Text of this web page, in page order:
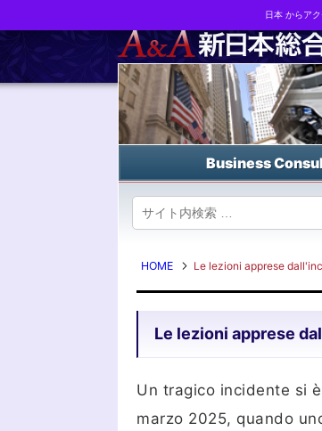
Business strategy reports, business
Business
HOME Le lezioni apprese
Le lezioni apprese
Un tragico incidente si
marzo 2025, quando
日本 からア